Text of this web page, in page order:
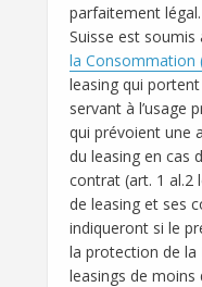
parfaitement
Suisse est soumis
la Consommation
leasing qui
servant à l’usage
qui prévoient une
du leasing en cas
contrat (art. 1 al.2
de leasing et ses
indiqueront si le
la protection de la
leasings de moins